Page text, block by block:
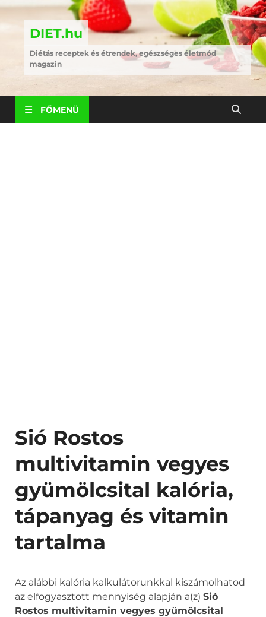
DIET.hu
Diétás receptek és étrendek, egészséges életmód
magazin
FŐMENÜ
Sió Rostos
multivitamin vegyes
gyümölcsital kalória,
tápanyag és vitamin
tartalma
Az alábbi kalória kalkulátorunkkal kiszámolhatod
az elfogyasztott mennyiség alapján a(z) Sió
Rostos multivitamin vegyes gyümölcsital